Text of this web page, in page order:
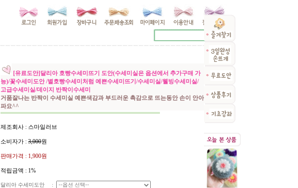
[유료도안]달리아 호빵수세미뜨기 도안(수세미실은 옵션에서 추가구매 가
능)/꽃수세미도안 /별호빵수세미처럼 예쁜수세미뜨기/수세미실/웰빙수세미실/
고급수세미실/데이지 반짝이수세미
거품잘나는 반짝이 수세미실 예쁜색감과 부드러운 촉감으로 뜨는동안 손이 안아
파요^^
제조회사 : 스마일러브
소비자가 : 3,000원
판매가격 : 1,900원
적립금액 : 1%
달리아 수세미도안
: